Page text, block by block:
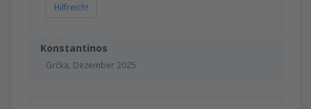
Konstantinos
Grčka, Dezember 2025
Hilfreich!